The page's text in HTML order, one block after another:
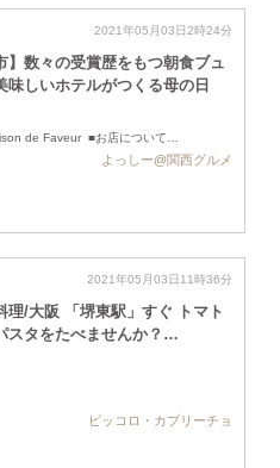
2021年05月03日2時24分
】数々の受賞歴をもつ朝食ブュ
味しいホテルがつくる母の日
de Faveur ■お店について …
よっしー@関西グルメ
2021年05月03日11時36分
理/大阪 「堺東駅」すぐ トマト
スタをたべませんか？…
ピッコロ・カプリーチョ